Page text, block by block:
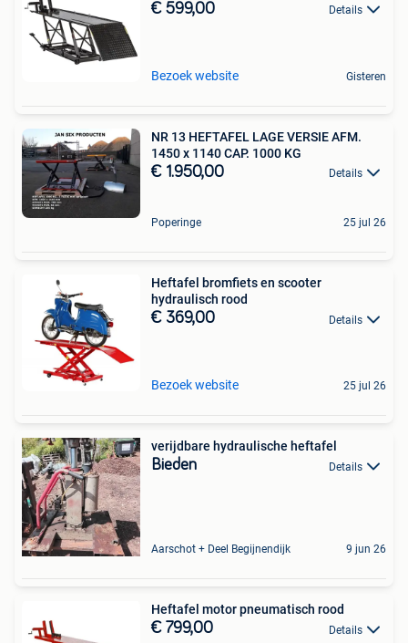
€ 599,00 Details
Bezoek website Gisteren
NR 13 HEFTAFEL LAGE VERSIE AFM.
1450 x 1140 CAP. 1000 KG
€ 1.950,00 Details
Poperinge 25 jul 26
Heftafel bromfiets en scooter
hydraulisch rood
€ 369,00 Details
Bezoek website 25 jul 26
verijdbare hydraulische heftafel
Bieden Details
Aarschot + Deel Begijnendijk 9 jun 26
Heftafel motor pneumatisch rood
€ 799,00 Details